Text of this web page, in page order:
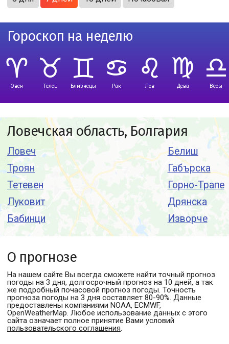
Гороскоп на неделю
Овен Телец Близнецы Рак Лев Дева Весы
Ловечская область, Болгария
Ловеч
Троян
Тетевен
Луковит
Бабинци
Белиш
Габърска
Горно-Трапе
Дрянска
Изворче
О прогнозе
На нашем сайте Вы всегда сможете найти точный прогноз
погоды на 3 дня, долгосрочный прогноз на 10 дней, а так
же подробный почасовой прогноз погоды. Точность
прогноза погоды на 3 дня составляет 80-90%. Данные
предоставлены компаниями NOAA, ECMWF,
OpenWeatherMap. Любое использование данных с этого
сайта означает полное принятие Вами условий
пользовательского соглашения.